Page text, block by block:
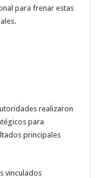
para frenar estas
realizaron
para
principales
vinculados